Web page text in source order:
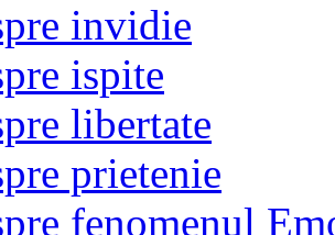
invidie
ispite
libertate
prietenie
fenomenul